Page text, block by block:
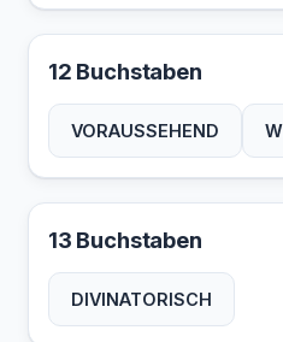
12 Buchstaben
VORAUSSEHEND
13 Buchstaben
DIVINATORISCH